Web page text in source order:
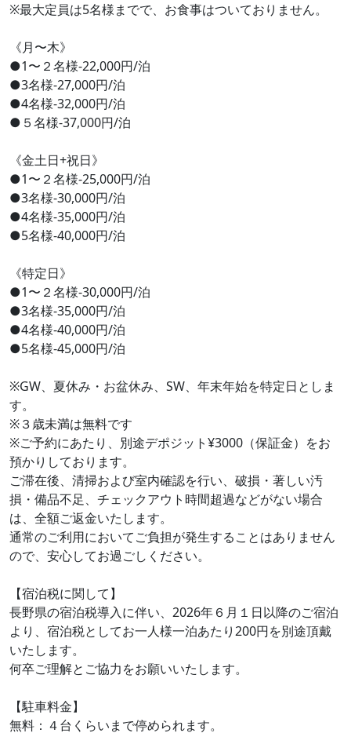
※最大定員は5名様までで、お食事はついておりません。
《月〜木》
●1〜２名様-22,000円/泊
●3名様-27,000円/泊
●4名様-32,000円/泊
●５名様-37,000円/泊
《金土日+祝日》
●1〜２名様-25,000円/泊
●3名様-30,000円/泊
●4名様-35,000円/泊
●5名様-40,000円/泊
《特定日》
●1〜２名様-30,000円/泊
●3名様-35,000円/泊
●4名様-40,000円/泊
●5名様-45,000円/泊
※GW、夏休み・お盆休み、SW、年末年始を特定日としま
す。
※３歳未満は無料です
※ご予約にあたり、別途デポジット¥3000（保証金）をお
預かりしております。
ご滞在後、清掃および室内確認を行い、破損・著しい汚
損・備品不足、チェックアウト時間超過などがない場合
は、全額ご返金いたします。
通常のご利用においてご負担が発生することはありません
ので、安心してお過ごしください。
【宿泊税に関して】
長野県の宿泊税導入に伴い、2026年６月１日以降のご宿泊
より、宿泊税としてお一人様一泊あたり200円を別途頂戴
いたします。
何卒ご理解とご協力をお願いいたします。
【駐車料金】
無料：４台くらいまで停められます。